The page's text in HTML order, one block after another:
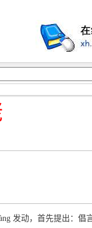
发动，首先提出：倡